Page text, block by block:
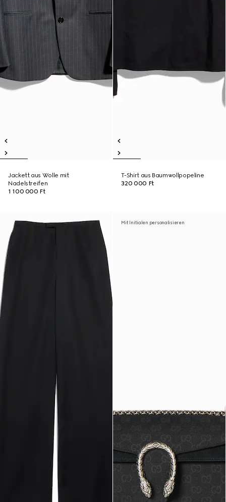
Jackett aus Wolle mit
Nadelstreifen
1 100 000 Ft
T-Shirt aus Baumwollpopeline
320 000 Ft
Mit Initialen personalisieren